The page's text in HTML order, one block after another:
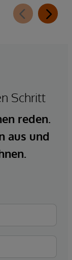
Schritt
reden.
aus und